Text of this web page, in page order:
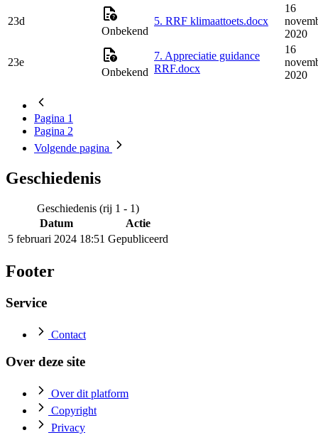
23d
Onbekend
5. RRF klimaattoets.docx
16
2020
23e
Onbekend
7. Appreciatie guidance
RRF.docx
16
2020
Pagina 1
Pagina 2
Volgende pagina
Geschiedenis
Geschiedenis (rij 1 - 1)
Datum
Actie
5 februari 2024 18:51 Gepubliceerd
Footer
Service
Contact
Over deze site
Over dit platform
Copyright
Privacy